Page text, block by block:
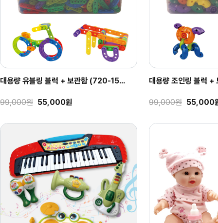
대용량 유블링 블럭 + 보관함 (720-15...
99,000원 55,000원
대용량 조인링 블럭
99,000원 55,000